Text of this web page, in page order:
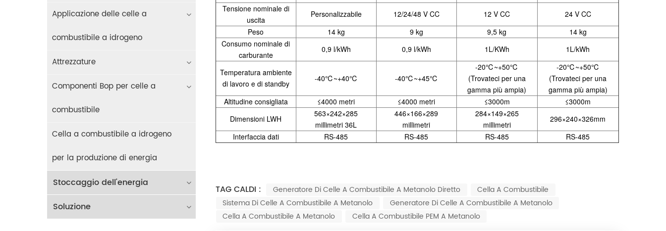
Applicazione delle celle a
combustibile a idrogeno
Attrezzature
Componenti Bop per celle a
combustibile
Cella a combustibile a idrogeno
per la produzione di energia
Stoccaggio dell'energia
Soluzione
Tensione nominale di
uscita
Personalizzabile 12/24/48 V CC 12 V CC
24 V CC
Peso
14 kg 9 kg 9,5 kg
14 kg
Consumo nominale di
carburante
0,9 l/kWh 0,9 l/kWh 1L/KWh 1L/kWh
Temperatura ambiente
di lavoro e di standby
-40℃~+40℃ -40℃~+45℃
-20℃~+50℃
(Trovateci per una
gamma più ampia)
-20℃~+50℃
(Trovateci per una
gamma più ampia)
Altitudine consigliata
≤4000 metri ≤4000 metri ≤3000m
≤3000m
Dimensioni LWH
563×242×285
millimetri36L
446×166×289
millimetri
284×149×265
millimetri
296×240×326mm
Interfaccia dati
RS-485 RS-485 RS-485 RS-485
TAG CALDI : Generatore Di Celle A Combustibile A Metanolo Diretto
Cella A Combustibile
Sistema Di Celle A Combustibile A Metanolo
Generatore Di Celle A Combustibile A Metanolo
Cella A Combustibile A Metanolo
Cella A Combustibile PEM A Metanolo